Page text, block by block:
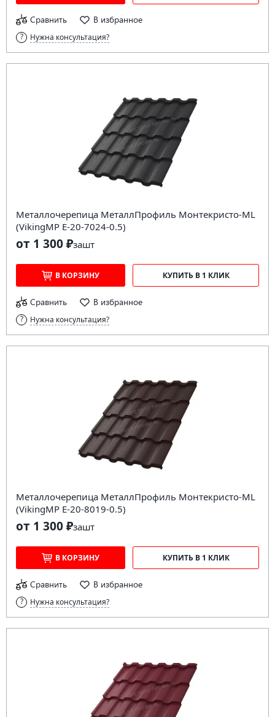
Сравнить В избранное
Нужна консультация?
Металлочерепица МеталлПрофиль Монтекристо-ML
(VikingMP E-20-7024-0.5)
от 1 300 ₽зашт
В КОРЗИНУ КУПИТЬ В 1 КЛИК
Сравнить В избранное
Нужна консультация?
Металлочерепица МеталлПрофиль Монтекристо-ML
(VikingMP E-20-8019-0.5)
от 1 300 ₽зашт
В КОРЗИНУ КУПИТЬ В 1 КЛИК
Сравнить В избранное
Нужна консультация?